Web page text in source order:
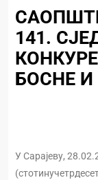
141.
БОСНЕ И
У Сарајеву,